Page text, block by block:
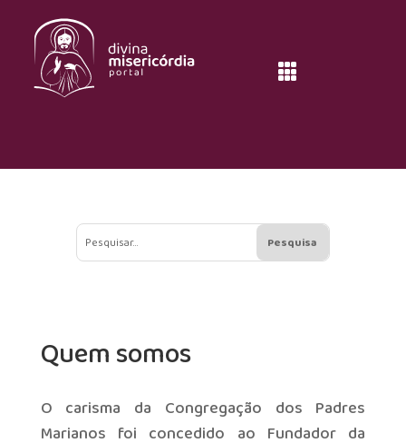

Quem somos
O carisma da Congregação dos Padres
Marianos foi concedido ao Fundador da